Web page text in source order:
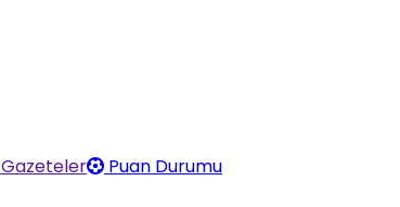
Gazeteler
Puan Durumu